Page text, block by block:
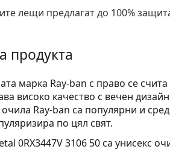
лещи предлагат до 100%
продукта
марка Ray-ban с право се
високо качество с вечен
Ray-ban са популярни и
по цял свят.
0RX3447V 3106 50са унисекс